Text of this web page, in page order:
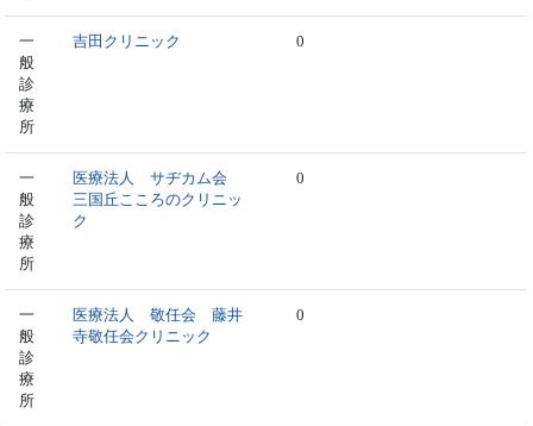
一
般
診
療
所
吉田クリニック 0
一
般
診
療
所
医療法人 サヂカム会
三国丘こころのクリニッ
ク
0
一
般
診
療
所
医療法人 敬任会 藤井
寺敬任会クリニック
0